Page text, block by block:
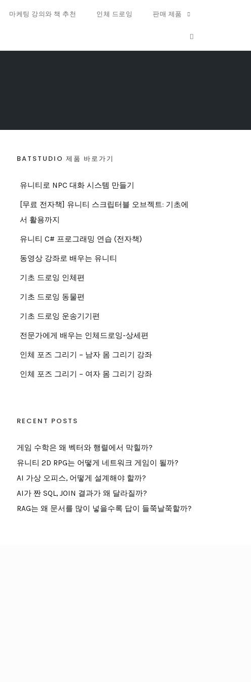
마케팅 강의와 책 추천 인체 드로잉 판매 제품
BATSTUDIO 제품 바로가기
유니티로 NPC 대화 시스템 만들기
[무료 전자책] 유니티 스크립터블 오브젝트: 기초에
서 활용까지
유니티 C# 프로그래밍 연습 (전자책)
동영상 강좌로 배우는 유니티
기초 드로잉 인체편
기초 드로잉 동물편
기초 드로잉 운송기기편
전문가에게 배우는 인체드로잉-상세편
인체 포즈 그리기 – 남자 몸 그리기 강좌
인체 포즈 그리기 – 여자 몸 그리기 강좌
RECENT POSTS
게임 수학은 왜 벡터와 행렬에서 막힐까?
유니티 2D RPG는 어떻게 네트워크 게임이 될까?
AI 가상 오피스, 어떻게 설계해야 할까?
AI가 짠 SQL, JOIN 결과가 왜 달라질까?
RAG는 왜 문서를 많이 넣을수록 답이 들쭉날쭉할까?